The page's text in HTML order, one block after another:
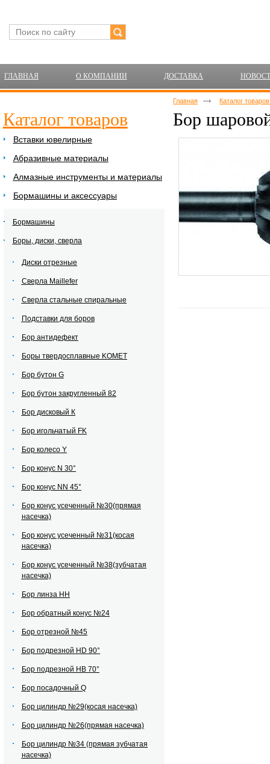
ГЛАВНАЯ О КОМПАНИИ ДОСТАВКА
Каталог товаров
Вставки ювелирные
Абразивные материалы
Алмазные инструменты и материалы
Бормашины и аксессуары
Бормашины
Боры, диски, сверла
Диски отрезные
Сверла Maillefer
Сверла стальные спиральные
Подставки для боров
Бор антидефект
Боры твердосплавные KOMET
Бор бутон G
Бор бутон закругленный 82
Бор дисковый К
Бор игольчатый FK
Бор колесо Y
Бор конус N 30°
Бор конус NN 45°
Бор конус усеченный №30(прямая
насечка)
Бор конус усеченный №31(косая
насечка)
Бор конус усеченный №38(зубчатая
насечка)
Бор линза НН
Бор обратный конус №24
Бор отрезной №45
Бор подрезной HD 90°
Бор подрезной HВ 70°
Бор посадочный Q
Бор цилиндр №29(косая насечка)
Бор цилиндр №26(прямая насечка)
Бор цилиндр №34 (прямая зубчатая
насечка)
Главная Каталог
Бор